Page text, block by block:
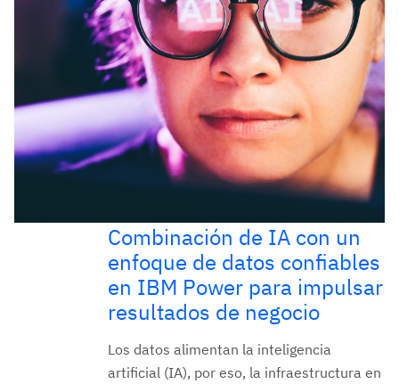
Combinación de IA con un
enfoque de datos confiables
en IBM Power para impulsar
resultados de negocio
Los datos alimentan la inteligencia
artificial (IA), por eso, la infraestructura en